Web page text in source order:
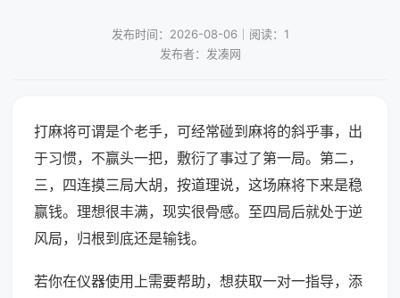
发布时间：2026-08-06｜阅读：1
发布者：发凑网
打麻将可谓是个老手，可经常碰到麻将的斜乎事，出
于习惯，不赢头一把，敷衍了事过了第一局。第二，
三，四连摸三局大胡，按道理说，这场麻将下来是稳
赢钱。理想很丰满，现实很骨感。至四局后就处于逆
风局，归根到底还是输钱。
若你在仪器使用上需要帮助，想获取一对一指导，添